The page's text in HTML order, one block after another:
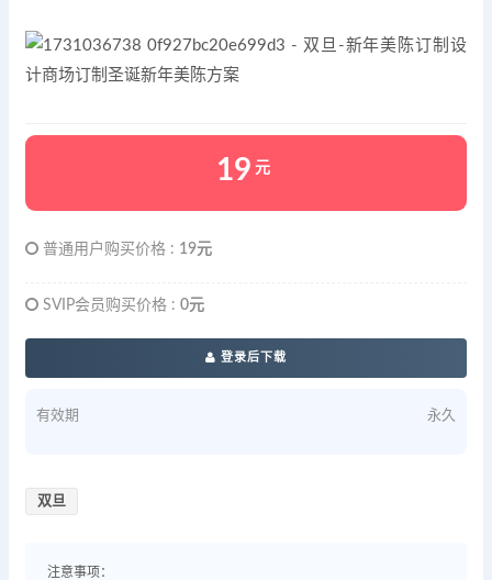
19 元
普通用户购买价格 : 19元
SVIP会员购买价格 : 0元
登录后下载
有效期 永久
双旦
注意事项：